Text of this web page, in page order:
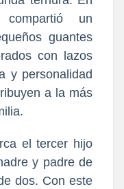
un
guantes
con lazos
y personalidad
a la más
el tercer hijo
y padre de
dos. Con este